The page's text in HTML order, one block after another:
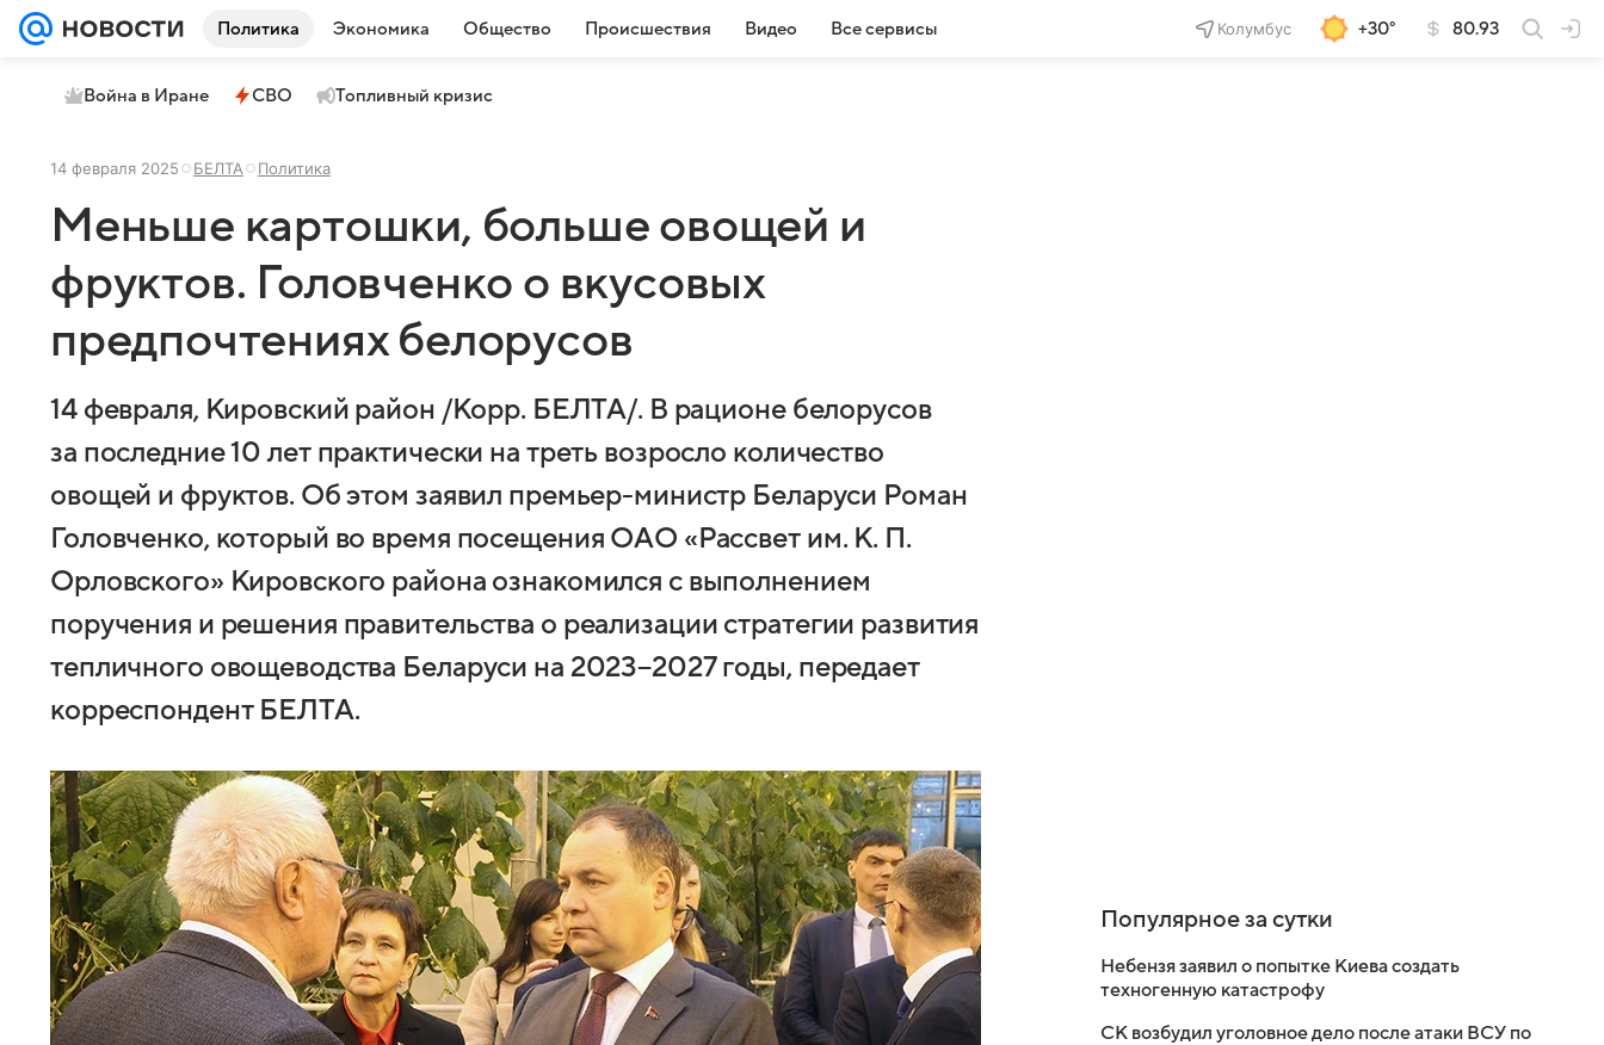
Политика Экономика Общество Происшествия Видео Все сервисы Колумбус +30° 80.93
Война в Иране СВО Топливный кризис
14 февраля 2025 БЕЛТА Политика
Меньше картошки, больше овощей и
фруктов. Головченко о вкусовых
предпочтениях белорусов
14 февраля, Кировский район /Корр. БЕЛТА/. В рационе белорусов
за последние 10 лет практически на треть возросло количество
овощей и фруктов. Об этом заявил премьер-министр Беларуси Роман
Головченко, который во время посещения ОАО «Рассвет им. К. П.
Орловского» Кировского района ознакомился с выполнением
поручения и решения правительства о реализации стратегии развития
тепличного овощеводства Беларуси на 2023−2027 годы, передает
корреспондент БЕЛТА.
Популярное за сутки
Небензя заявил о попытке Киева создать
техногенную катастрофу
СК возбудил уголовное дело после атаки ВСУ по